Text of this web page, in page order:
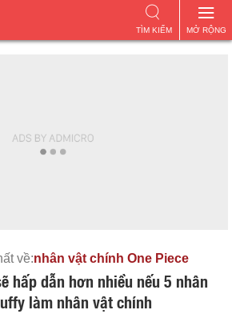
MỞ RỘNG
TÌM KIẾM
về:nhân vật chính One Piece
hấp dẫn hơn nhiều nếu 5 nhân
làm nhân vật chính